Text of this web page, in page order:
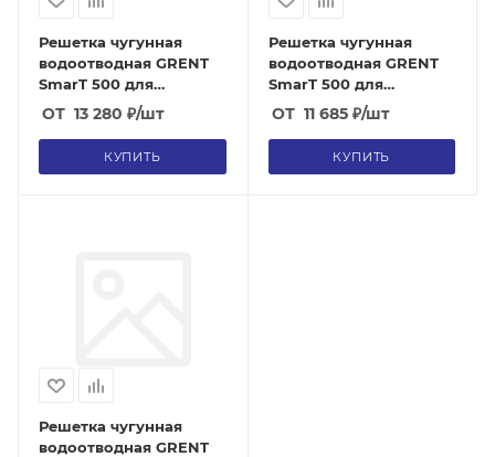
Решетка чугунная
водоотводная GRENT
SmarT 500 для
бетонных лотков
(класс E600)
ОТ 13 280 ₽/шт
КУПИТЬ
Решетка чугунная
водоотводная GRENT
SmarT 500 для
бетонных лотков
(класс D400)
ОТ 11 685₽/шт
КУПИТЬ
Решетка чугунная
водоотводная GRENT